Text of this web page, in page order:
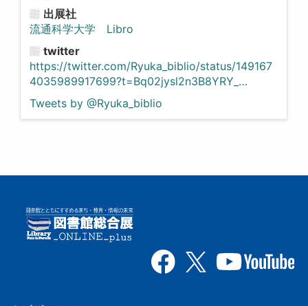
出展社
流通科学大学 Libro
twitter
https://twitter.com/Ryuka_biblio/status/149167
4035989917699?t=Bq02jysl2n3B8YRY_…
Tweets by @Ryuka_biblio